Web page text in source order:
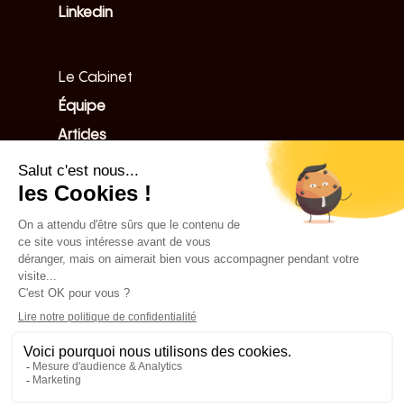
Linkedin
Le Cabinet
Équipe
Articles
Ressources
Nos expertises